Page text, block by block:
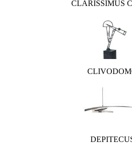
CLARISSIMUS